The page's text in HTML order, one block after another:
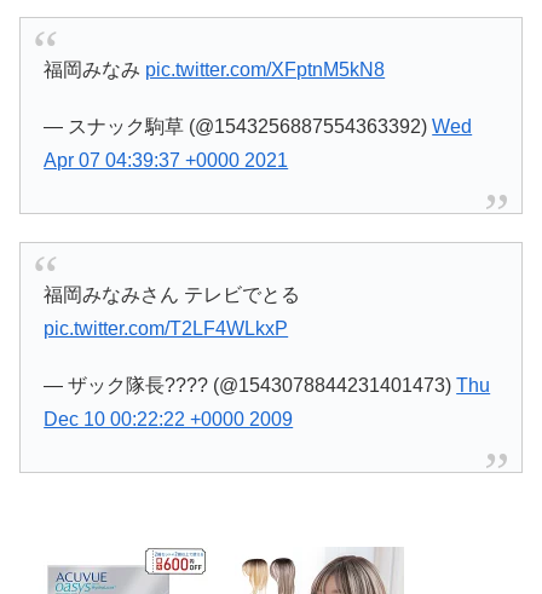
福岡みなみ pic.twitter.com/XFptnM5kN8
— スナック駒草 (@1543256887554363392)Wed
Apr 07 04:39:37 +0000 2021
福岡みなみさん テレビでとる
pic.twitter.com/T2LF4WLkxP
— ザック隊長???? (@1543078844231401473)Thu
Dec 10 00:22:22 +0000 2009